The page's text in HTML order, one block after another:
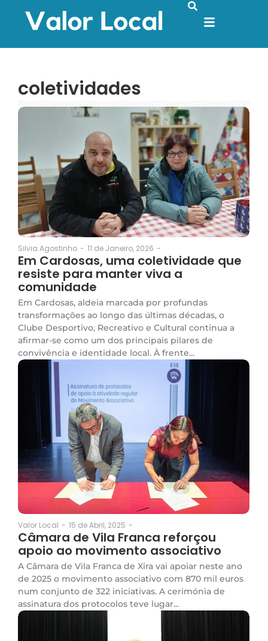
coletividades
Silvia Agostinho - 11 de Janeiro, 2026 -
Em Cardosas, uma coletividade que
resiste para manter viva a
comunidade
Em Cardosas, aldeia marcada por profundas
transformações ao longo das últimas décadas, o
Clube Desportivo, Recreativo e Cultural continua a
afirmar-se como um dos principais pilares de
convivência e identidade local. À frente...
Valor Local - 15 de Abril, 2025 -
Câmara de Vila Franca reforçou
apoio ao movimento associativo
A Câmara de Vila Franca de Xira vai apoiar neste ano
de 2025 o movimento associativo com 870 mil euros
num conjunto de 322 iniciativas. A cerimónia de
assinatura dos protocolos teve lugar...